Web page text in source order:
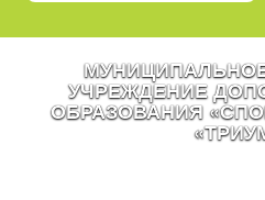
УЧРЕЖДЕНИЕ
ОБРАЗОВАНИЯ